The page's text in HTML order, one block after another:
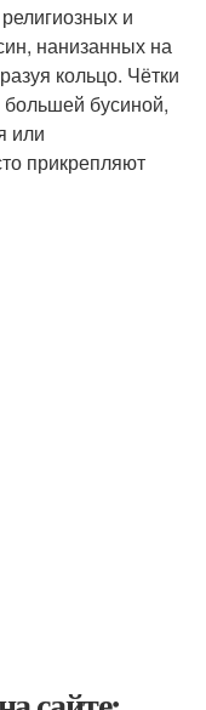
и
нанизанных на
кольцо. Чётки
большей бусиной,
или
прикрепляют